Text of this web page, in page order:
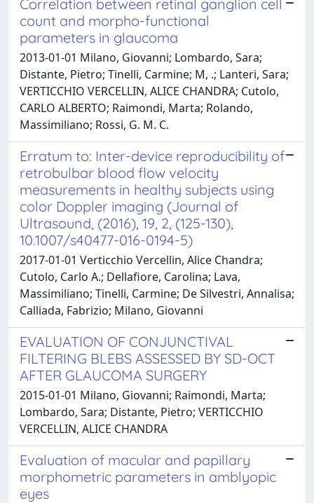
Correlation between retinal ganglion cell
count and morpho-functional
parameters in glaucoma
2013-01-01 Milano, Giovanni; Lombardo, Sara;
Distante, Pietro; Tinelli, Carmine; M, .; Lanteri, Sara;
VERTICCHIO VERCELLIN, ALICE CHANDRA; Cutolo,
CARLO ALBERTO; Raimondi, Marta; Rolando,
Massimiliano; Rossi, G. M. C.
Erratum to: Inter-device reproducibility of
retrobulbar blood flow velocity
measurements in healthy subjects using
color Doppler imaging (Journal of
Ultrasound, (2016), 19, 2, (125-130),
10.1007/s40477-016-0194-5)
2017-01-01 Verticchio Vercellin, Alice Chandra;
Cutolo, Carlo A.; Dellafiore, Carolina; Lava,
Massimiliano; Tinelli, Carmine; De Silvestri, Annalisa;
Calliada, Fabrizio; Milano, Giovanni
EVALUATION OF CONJUNCTIVAL
FILTERING BLEBS ASSESSED BY SD-OCT
AFTER GLAUCOMA SURGERY
2015-01-01 Milano, Giovanni; Raimondi, Marta;
Lombardo, Sara; Distante, Pietro; VERTICCHIO
VERCELLIN, ALICE CHANDRA
Evaluation of macular and papillary
morphometric parameters in amblyopic
eyes